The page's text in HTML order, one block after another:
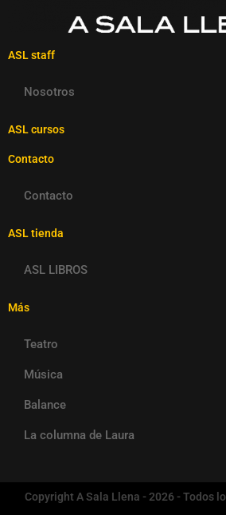
ASL staff
Nosotros
ASL cursos
Contacto
Contacto
ASL tienda
ASL LIBROS
Más
Teatro
Música
Balance
La columna de Laura
Copyright A Sala Llena - 2026 - Todos